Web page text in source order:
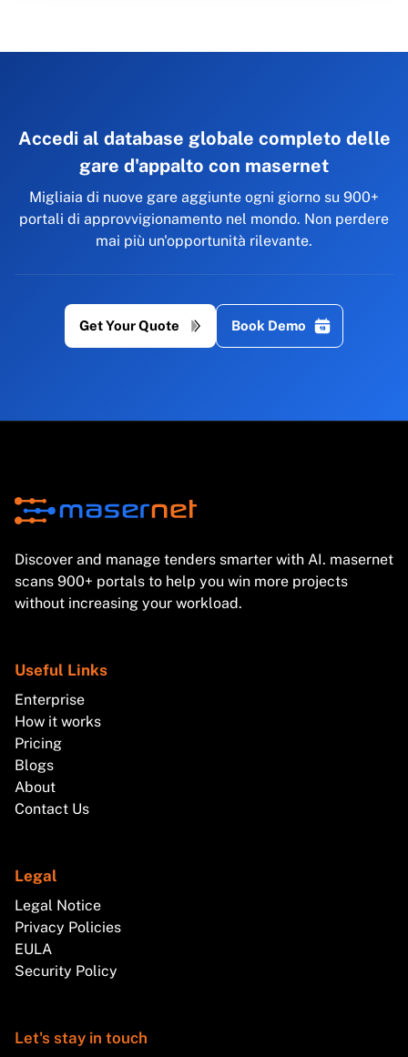
Accedi al database globale completo delle
gare d'appalto con masernet
Migliaia di nuove gare aggiunte ogni giorno su 900+
portali di approvvigionamento nel mondo. Non perdere
mai più un'opportunità rilevante.
Get Your Quote Book Demo
Discover and manage tenders smarter with AI. masernet
scans 900+ portals to help you win more projects
without increasing your workload.
Useful Links
Enterprise
How it works
Pricing
Blogs
About
Contact Us
Legal
Legal Notice
Privacy Policies
EULA
Security Policy
Let's stay in touch